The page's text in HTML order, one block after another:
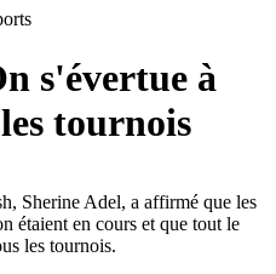
s'évertue à
tournois
Sherine Adel, a affirmé que les
étaient en cours et que tout le
les tournois.